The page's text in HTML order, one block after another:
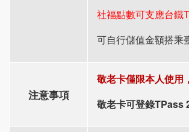
社福點數可支應台鐵
可自行儲值金額搭乘
注意事項
敬老卡僅限本人使用
敬老卡可登錄TPass